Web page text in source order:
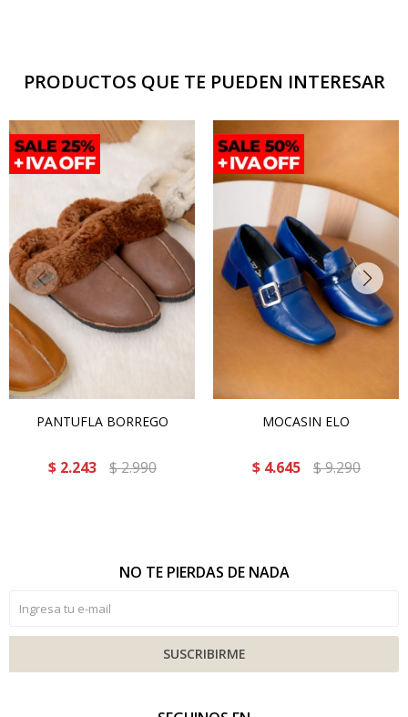
PRODUCTOS QUE TE PUEDEN INTERESAR
PANTUFLA BORREGO
$ 2.243 $2.990
MOCASIN ELO
$ 4.645 $9.290
NO TE PIERDAS DE NADA
SUSCRIBIRME